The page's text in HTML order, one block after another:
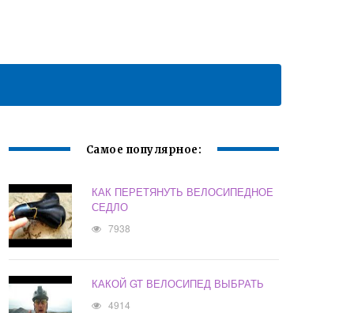
Самое популярное:
КАК ПЕРЕТЯНУТЬ ВЕЛОСИПЕДНОЕ
СЕДЛО
7938
КАКОЙ GT ВЕЛОСИПЕД ВЫБРАТЬ
4914